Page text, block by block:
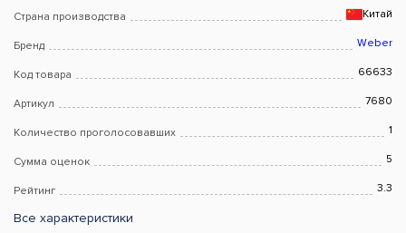
Страна производства Китай
Бренд Weber
Код товара 66633
Артикул 7680
Количество проголосовавших 1
Сумма оценок 5
Рейтинг 3.3
Все характеристики